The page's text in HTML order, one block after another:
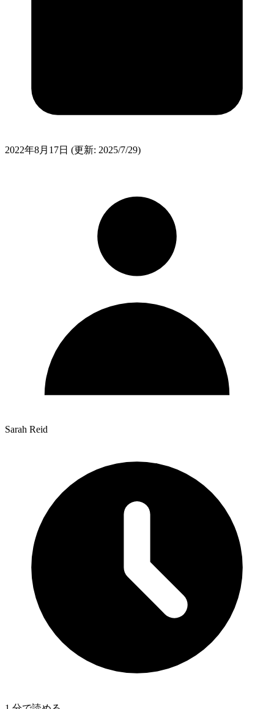
2022年8月17日 (更新: 2025/7/29)
Sarah Reid